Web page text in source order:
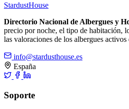
StardustHouse
Directorio Nacional de Albergues y
precio por noche, el tipo de habitación,
las valoraciones de los albergues activos
info@stardusthouse.es
España
Soporte